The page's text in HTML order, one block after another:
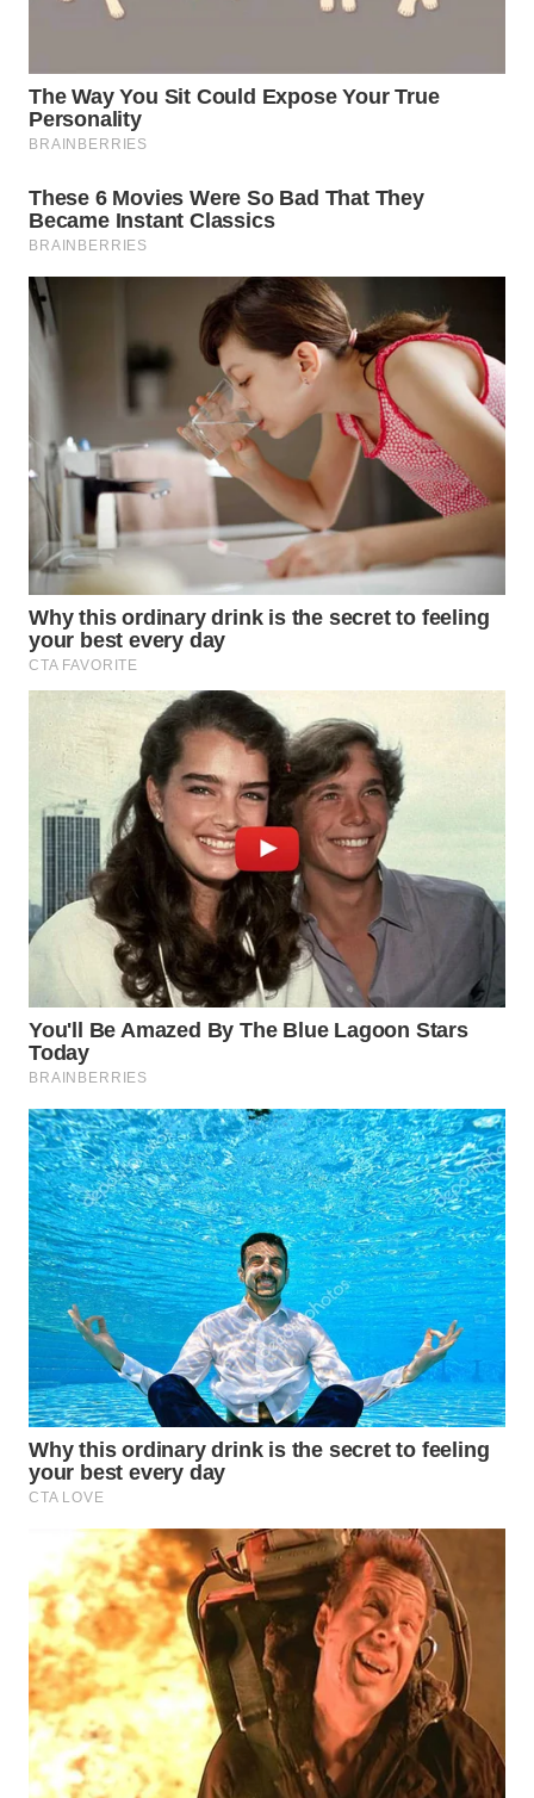
SUMEDANG
WN
CIANJUR
KEPULAUAN
SERIBU
TANGERANG
WN
CIREBON
WN
INDRAMAYU
WN
KUNINGAN
WN
MAJALENGKA
WN
SUBANG
WN
SUKABUMI
WN
PURWAKARTA
WN
PRIANGAN
TIMUR
WN
SEMARANG
WN
SOLO
WN
BOROBUDUR
WN
MADURA
WN
SURABAYA
WN
NATUNA
WN
BINTAN